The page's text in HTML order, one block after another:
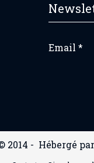
Email
2014 - Hébergé par